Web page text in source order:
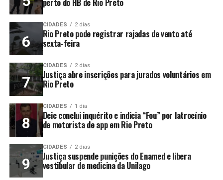
perto do HB de Rio Preto
CIDADES 2 dias
Rio Preto pode registrar rajadas de vento até
sexta-feira
CIDADES 2 dias
Justiça abre inscrições para jurados voluntários em
Rio Preto
CIDADES 1 dia
Deic conclui inquérito e indicia “Fou” por latrocínio
de motorista de app em Rio Preto
CIDADES 2 dias
Justiça suspende punições do Enamed e libera
vestibular de medicina da Unilago